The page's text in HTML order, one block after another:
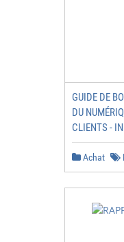
GUIDE DE
DU
CLIENTS -
Achat